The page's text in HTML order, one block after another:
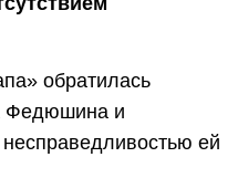
обратилась
Федюшина и
несправедливостью ей